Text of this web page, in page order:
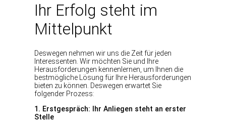
Ihr Erfolg steht im
Mittelpunkt
Deswegen nehmen wir uns die Zeit für jeden
Interessenten. Wir möchten Sie und Ihre
Herausforderungen kennenlernen, um Ihnen die
bestmögliche Lösung für Ihre Herausforderungen
bieten zu können. Deswegen erwartet Sie
folgender Prozess:
1. Erstgespräch: Ihr Anliegen steht an erster
Stelle